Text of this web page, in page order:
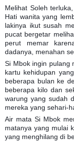
Melihat Soleh
Hati wanita yang
lakinya ikut susah
pucat bergetar
perut memar
dadanya, menahan
Si Mbok ingin pulang
kartu kehidupan
beberapa bulan ke
beberapa kilo dan
warung yang sudah
mereka yang sehari-
Air mata Si Mbok
matanya yang mulai
yang menghilang di